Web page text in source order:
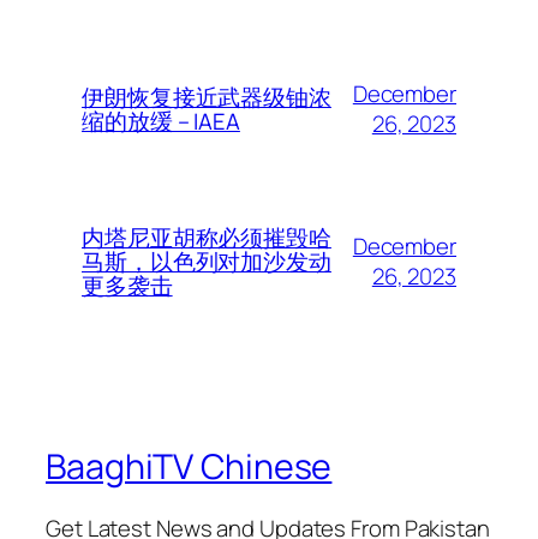
伊朗恢复接近武器级铀浓
缩的放缓 – IAEA
December
26, 2023
内塔尼亚胡称必须摧毁哈
马斯，以色列对加沙发动
更多袭击
December
26, 2023
BaaghiTV Chinese
Get Latest News and Updates From Pakistan